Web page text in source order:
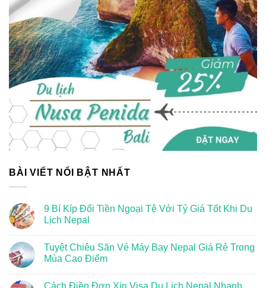
BÀI VIẾT NỔI BẬT NHẤT
9 Bí Kíp Đổi Tiền Ngoại Tệ Với Tỷ Giá Tốt Khi Du
Lịch Nepal
Tuyệt Chiêu Săn Vé Máy Bay Nepal Giá Rẻ Trong
Mùa Cao Điểm